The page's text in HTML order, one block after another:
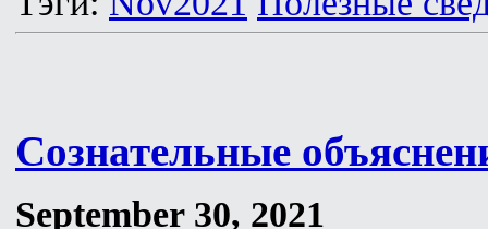
Сознательные
September 30, 2021